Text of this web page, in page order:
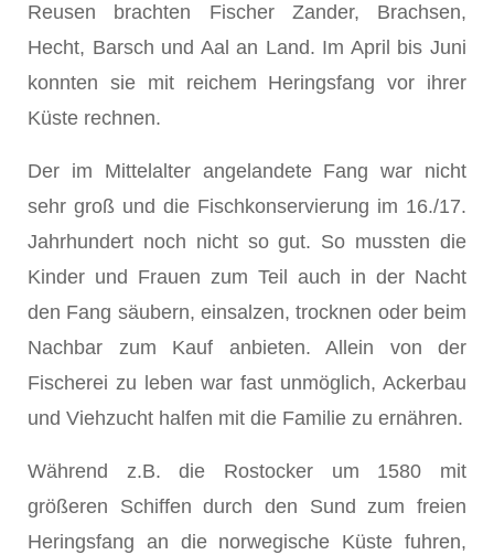
Reusen brachten Fischer Zander, Brachsen,
Hecht, Barsch und Aal an Land. Im April bis Juni
konnten sie mit reichem Heringsfang vor ihrer
Küste rechnen.
Der im Mittelalter angelandete Fang war nicht
sehr groß und die Fischkonservierung im 16./17.
Jahrhundert noch nicht so gut. So mussten die
Kinder und Frauen zum Teil auch in der Nacht
den Fang säubern, einsalzen, trocknen oder beim
Nachbar zum Kauf anbieten. Allein von der
Fischerei zu leben war fast unmöglich, Ackerbau
und Viehzucht halfen mit die Familie zu ernähren.
Während z.B. die Rostocker um 1580 mit
größeren Schiffen durch den Sund zum freien
Heringsfang an die norwegische Küste fuhren,